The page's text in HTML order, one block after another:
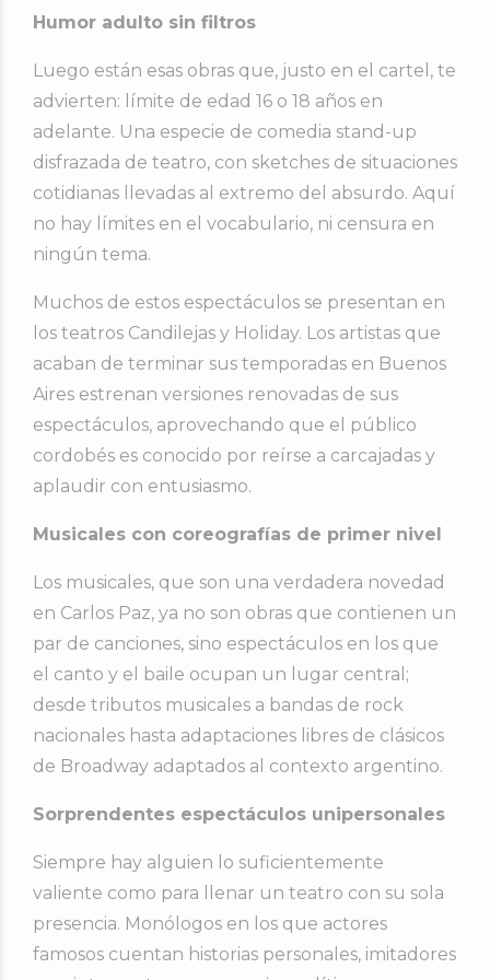
Humor adulto sin filtros
Luego están esas obras que, justo en el cartel, te
advierten: límite de edad 16 o 18 años en
adelante. Una especie de comedia stand-up
disfrazada de teatro, con sketches de situaciones
cotidianas llevadas al extremo del absurdo. Aquí
no hay límites en el vocabulario, ni censura en
ningún tema.
Muchos de estos espectáculos se presentan en
los teatros Candilejas y Holiday. Los artistas que
acaban de terminar sus temporadas en Buenos
Aires estrenan versiones renovadas de sus
espectáculos, aprovechando que el público
cordobés es conocido por reírse a carcajadas y
aplaudir con entusiasmo.
Musicales con coreografías de primer nivel
Los musicales, que son una verdadera novedad
en Carlos Paz, ya no son obras que contienen un
par de canciones, sino espectáculos en los que
el canto y el baile ocupan un lugar central;
desde tributos musicales a bandas de rock
nacionales hasta adaptaciones libres de clásicos
de Broadway adaptados al contexto argentino.
Sorprendentes espectáculos unipersonales
Siempre hay alguien lo suficientemente
valiente como para llenar un teatro con su sola
presencia. Monólogos en los que actores
famosos cuentan historias personales, imitadores